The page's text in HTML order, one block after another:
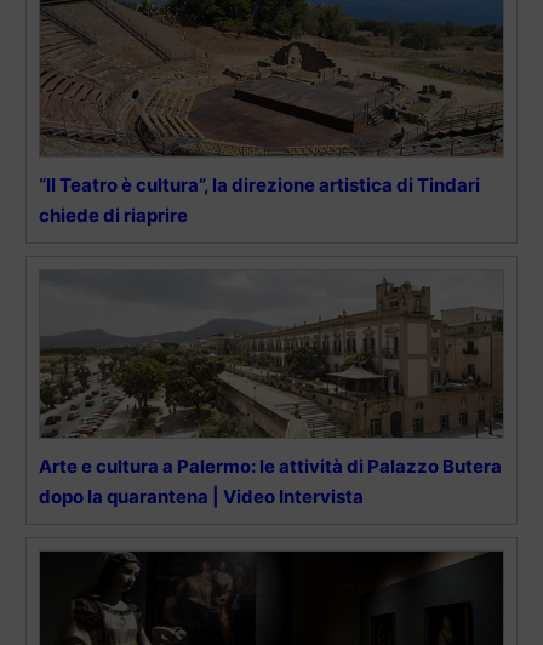
“Il Teatro è cultura”, la direzione artistica di Tindari
chiede di riaprire
Arte e cultura a Palermo: le attività di Palazzo Butera
dopo la quarantena | Video Intervista